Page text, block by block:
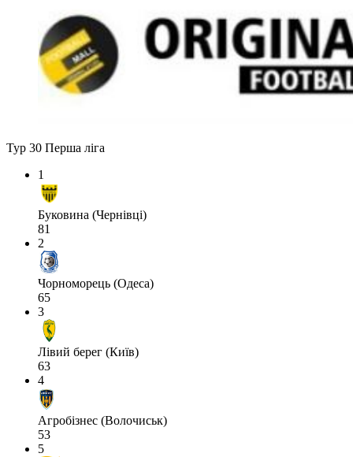
Тур 30 Перша ліга
1
Буковина (Чернівці)
81
2
Чорноморець (Одеса)
65
3
Лівий берег (Київ)
63
4
Агробізнес (Волочиськ)
53
5